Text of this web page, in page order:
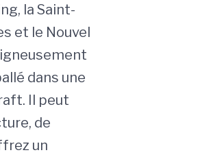
la Saint-
et le Nouvel
dans une
Il peut
de
un